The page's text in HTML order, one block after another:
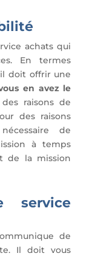
achats qui
En termes
il doit offrir une
en avez le
raisons de
des raisons
de
à temps
de la mission
service
de
Il doit vous